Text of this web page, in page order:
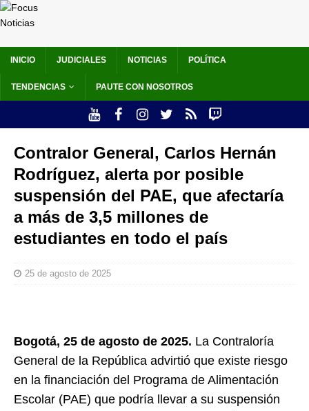
INICIO JUDICIALES NOTICIAS POLÍTICA
TENDENCIAS PAUTE CON NOSOTROS
Contralor General, Carlos Hernán
Rodríguez, alerta por posible
suspensión del PAE, que afectaría
a más de 3,5 millones de
estudiantes en todo el país
25 de agosto de 2025
Bogotá, 25 de agosto de 2025. La Contraloría
General de la República advirtió que existe riesgo
en la financiación del Programa de Alimentación
Escolar (PAE) que podría llevar a su suspensión